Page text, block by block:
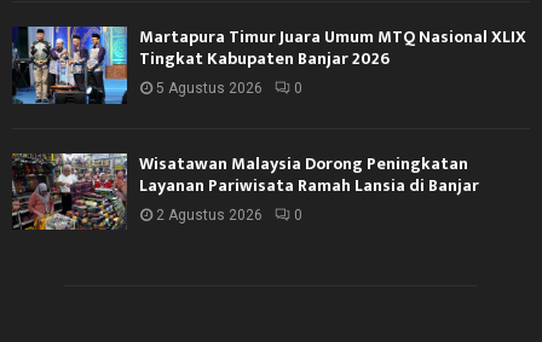
Martapura Timur Juara Umum MTQ Nasional XLIX
Tingkat Kabupaten Banjar 2026
5 Agustus 2026 0
Wisatawan Malaysia Dorong Peningkatan
Layanan Pariwisata Ramah Lansia di Banjar
2 Agustus 2026 0